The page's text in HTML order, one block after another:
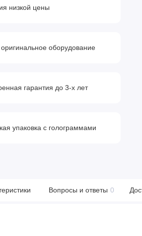
низкой цены
оборудование
гарантия до 3-х лет
упаковка с голограммами
Вопросы и ответы 0